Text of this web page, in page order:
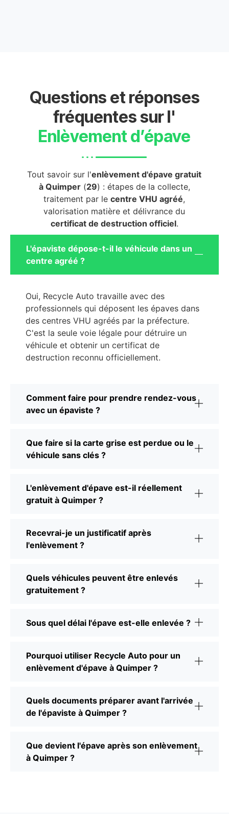
Questions et réponses
fréquentes sur l'
Enlèvement d’épave
Tout savoir sur l'enlèvement d'épave gratuit
à Quimper(29) : étapes de la collecte,
traitement par lecentre VHU agréé,
valorisation matière et délivrance du
certificat de destruction officiel.
L'épaviste dépose-t-il le véhicule dans un
centre agréé ?
Oui, Recycle Auto travaille avec des
professionnels qui déposent les épaves dans
des centres VHU agréés par la préfecture.
C'est la seule voie légale pour détruire un
véhicule et obtenir un certificat de
destruction reconnu officiellement.
Comment faire pour prendre rendez-vous
avec un épaviste ?
Que faire si la carte grise est perdue ou le
véhicule sans clés ?
L'enlèvement d'épave est-il réellement
gratuit à Quimper ?
Recevrai-je un justificatif après
l'enlèvement ?
Quels véhicules peuvent être enlevés
gratuitement ?
Sous quel délai l'épave est-elle enlevée ?
Pourquoi utiliser Recycle Auto pour un
enlèvement d'épave à Quimper ?
Quels documents préparer avant l'arrivée
de l'épaviste à Quimper ?
Que devient l'épave après son enlèvement
à Quimper ?